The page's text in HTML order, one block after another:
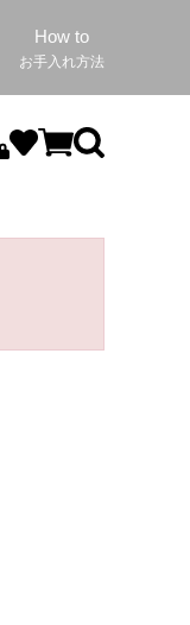
How to
お手入れ方法